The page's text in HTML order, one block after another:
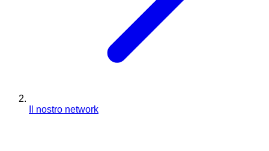
Il nostro network